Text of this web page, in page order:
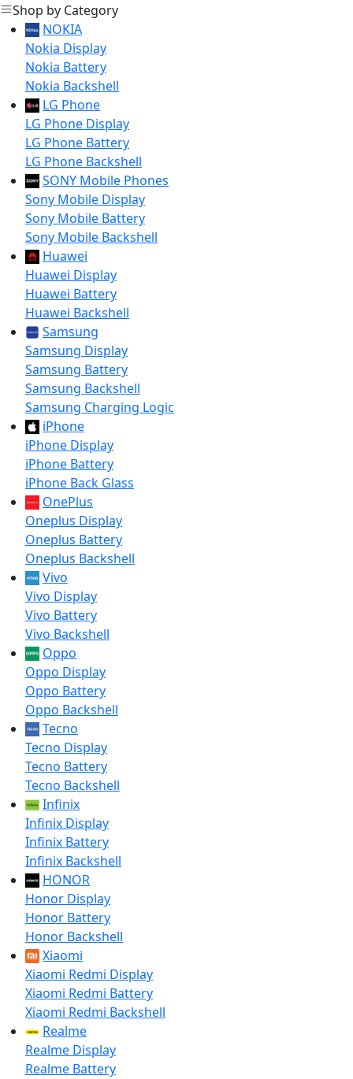
Shop by Category
NOKIA
Nokia Display
Nokia Battery
Nokia Backshell
LG Phone
LG Phone Display
LG Phone Battery
LG Phone Backshell
SONY Mobile Phones
Sony Mobile Display
Sony Mobile Battery
Sony Mobile Backshell
Huawei
Huawei Display
Huawei Battery
Huawei Backshell
Samsung
Samsung Display
Samsung Battery
Samsung Backshell
Samsung Charging Logic
iPhone
iPhone Display
iPhone Battery
iPhone Back Glass
OnePlus
Oneplus Display
Oneplus Battery
Oneplus Backshell
Vivo
Vivo Display
Vivo Battery
Vivo Backshell
Oppo
Oppo Display
Oppo Battery
Oppo Backshell
Tecno
Tecno Display
Tecno Battery
Tecno Backshell
Infinix
Infinix Display
Infinix Battery
Infinix Backshell
HONOR
Honor Display
Honor Battery
Honor Backshell
Xiaomi
Xiaomi Redmi Display
Xiaomi Redmi Battery
Xiaomi Redmi Backshell
Realme
Realme Display
Realme Battery